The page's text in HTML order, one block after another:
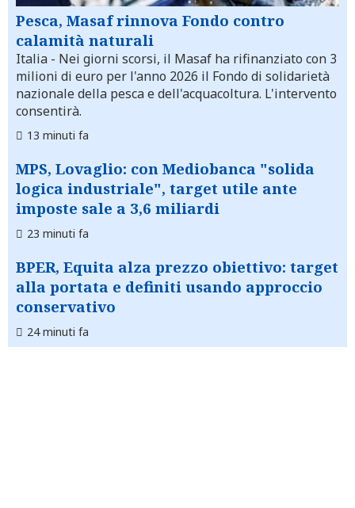
Pesca, Masaf rinnova Fondo contro
calamità naturali
Italia - Nei giorni scorsi, il Masaf ha rifinanziato con 3
milioni di euro per l'anno 2026 il Fondo di solidarietà
nazionale della pesca e dell'acquacoltura. L'intervento
consentirà.
13 minuti fa
MPS, Lovaglio: con Mediobanca "solida
logica industriale", target utile ante
imposte sale a 3,6 miliardi
23 minuti fa
BPER, Equita alza prezzo obiettivo: target
alla portata e definiti usando approccio
conservativo
24 minuti fa